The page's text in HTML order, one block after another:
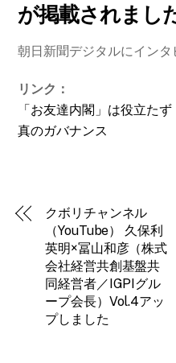
が掲載されまし
朝日新聞デジタルにイン
リンク：
「お友達内閣」は役立た
真のガバナンス
クボリチャンネル
（YouTube） 久保利
英明×冨山和彦（株式
会社経営共創基盤共
同経営者／IGPIグル
ープ会長）Vol.4アッ
プしました